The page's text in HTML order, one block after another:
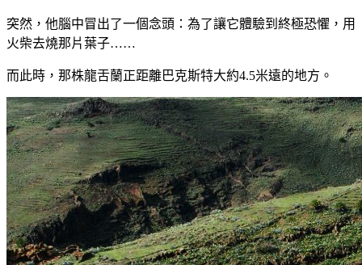
突然，他腦中冒出了一個念頭：為了讓它體驗到終極恐懼，用
火柴去燒那片葉子……
而此時，那株龍舌蘭正距離巴克斯特大約4.5米遠的地方。